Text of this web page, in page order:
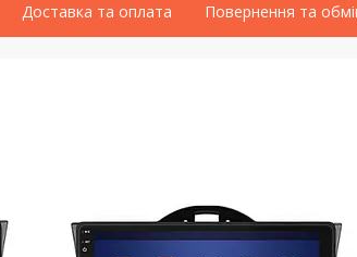
Доставка та оплата Повернення та